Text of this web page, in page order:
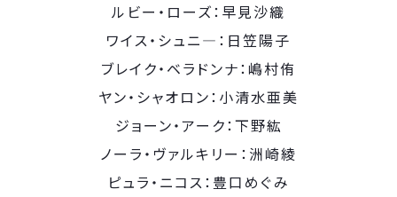
ルビー・ローズ：早見沙織
ワイス・シュニ―：日笠陽子
ブレイク・ベラドンナ：嶋村侑
ヤン・シャオロン：小清水亜美
ジョーン・アーク：下野紘
ノーラ・ヴァルキリー：洲崎綾
ピュラ・ニコス：豊口めぐみ